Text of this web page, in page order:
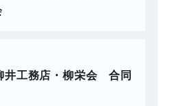
工務店・柳栄会 合同